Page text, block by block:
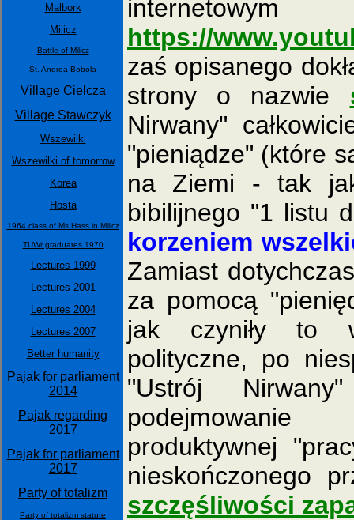
Malbork
Milicz
Battle of Milicz
St. Andrea Bobola
Village Cielcza
Village Stawczyk
Wszewilki
Wszewilki of tomorrow
Korea
Hosta
1964 class of Ms Hass in Milicz
TUWr graduates 1970
Lectures 1999
Lectures 2001
Lectures 2004
Lectures 2007
Better humanity
Pajak for parliament
2014
Pajak regarding
2017
Pajak for parliament
2017
Party of totalizm
Party of totalizm statute
https://
zaś opisanego
strony o nazwie
Nirwany"
"pieniądze" (które
na Ziemi - tak
bibilijnego "1 listu
korzeniem
Zamiast
za pomocą
jak czyniły to
polityczne, po
"Ustrój
podejmowanie
produktywnej
nieskończonego
szczęśliwości